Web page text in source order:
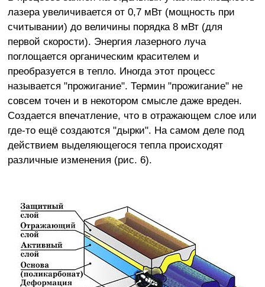
лазера увеличивается от 0,7 мВт (мощность при
считывании) до величины порядка 8 мВт (для
первой скорости). Энергия лазерного луча
поглощается органическим красителем и
преобразуется в тепло. Иногда этот процесс
называется "прожигание". Термин "прожигание" не
совсем точен и в некотором смысле даже вреден.
Создается впечатление, что в отражающем слое или
где-то ещё создаются "дырки". На самом деле под
действием выделяющегося тепла происходят
различные изменения (рис. 6).